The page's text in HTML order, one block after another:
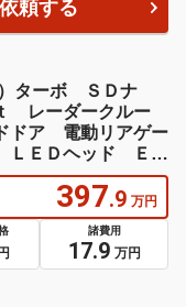
頼する
ターボ ＳＤナ
レーダークルー
ドア 電動リアゲー
ＥＤヘッド ＥＴ
397.9 万円
諸費用
17.9 万円